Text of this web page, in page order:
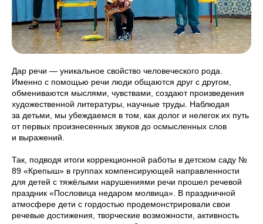
Дар речи — уникальное свойство человеческого рода.
Именно с помощью речи люди общаются друг с другом,
обмениваются мыслями, чувствами, создают произведения
художественной литературы, научные труды. Наблюдая
за детьми, мы убеждаемся в том, как долог и нелегок их путь
от первых произнесенных звуков до осмысленных слов
и выражений.
Так, подводя итоги коррекционной работы в детском саду №
89 «Крепыш» в группах компенсирующей направленности
для детей с тяжёлыми нарушениями речи прошел речевой
праздник «Пословица недаром молвица». В праздничной
атмосфере дети с гордостью продемонстрировали свои
речевые достижения, творческие возможности, активность